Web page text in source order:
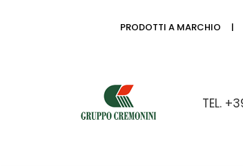
PRODOTTI A MARCHIO
TEL.